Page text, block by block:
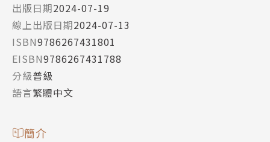
出版日期2024-07-19
線上出版日期2024-07-13
ISBN9786267431801
EISBN9786267431788
分級普級
語言繁體中文
簡介